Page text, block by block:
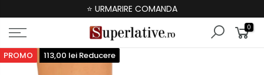
⭐ URMARIRE COMANDA
0
PROMO 113,00 lei Reducere